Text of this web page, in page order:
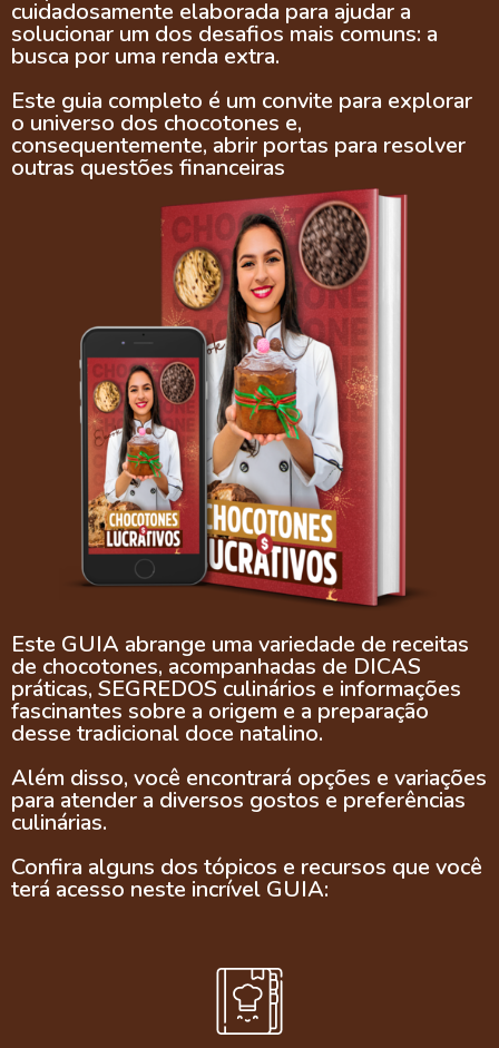
cuidadosamente elaborada para ajudar a
solucionar um dos desafios mais comuns: a
busca por uma renda extra.
Este guia completo é um convite para explorar
o universo dos chocotones e,
consequentemente, abrir portas para resolver
outras questões financeiras
Este GUIA abrange uma variedade de receitas
de chocotones, acompanhadas de DICAS
práticas, SEGREDOS culinários e informações
fascinantes sobre a origem e a preparação
desse tradicional doce natalino.
Além disso, você encontrará opções e variações
para atender a diversos gostos e preferências
culinárias.
Confira alguns dos tópicos e recursos que você
terá acesso neste incrível GUIA: